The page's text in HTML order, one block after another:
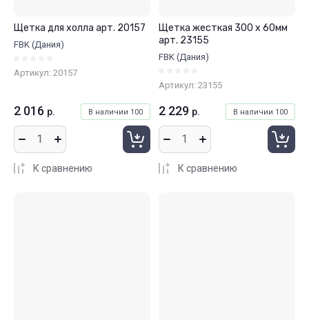
Щетка для холла арт. 20157
FBK (Дания)
Артикул: 20157
В наличии 100
2 016 р.
К сравнению
Щетка жесткая 300 x 60мм
арт. 23155
FBK (Дания)
Артикул: 23155
В наличии 100
2 229 р.
К сравнению